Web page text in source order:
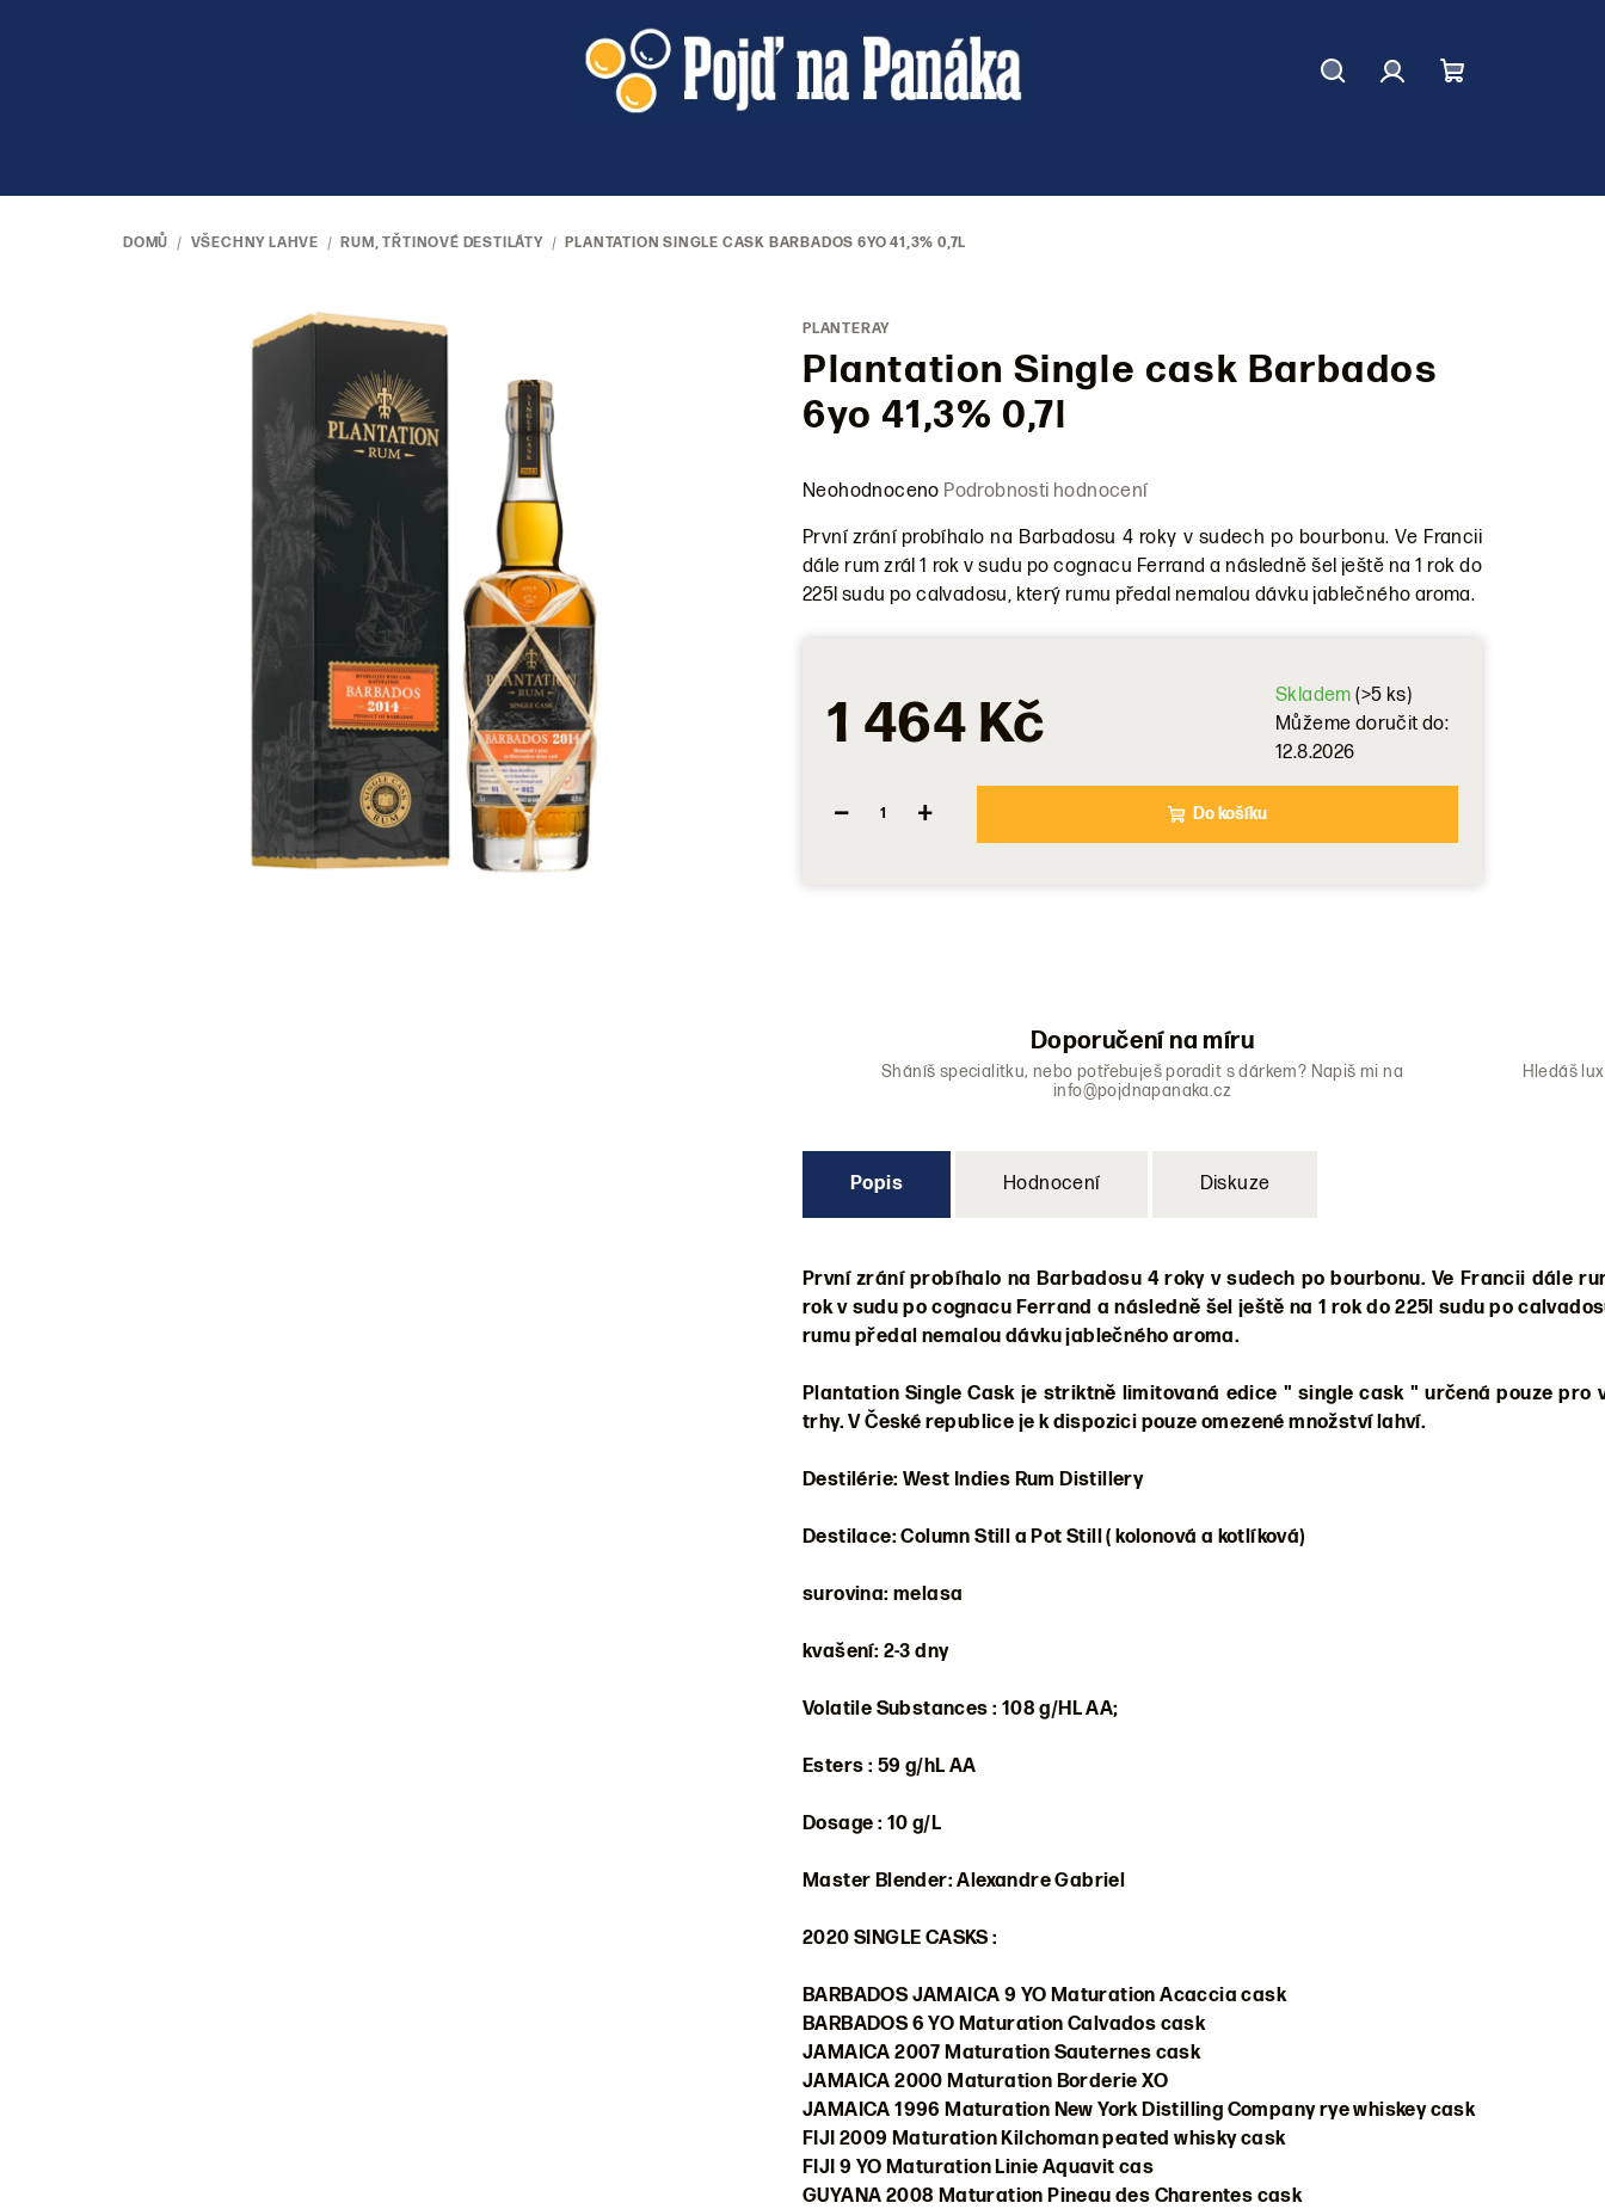
DOMŮ / VŠECHNY LAHVE / RUM, TŘTINOVÉ DESTILÁTY / PLANTATION SINGLE CASK BARBADOS 6YO 41,3% 0,7L
PLANTERAY
Plantation Single cask Barbados
6yo 41,3% 0,7l
Průměrné
produktu
je
0,0
Neohodnoceno Podrobnosti hodnocení
První zrání probíhalo na Barbadosu 4 roky v sudech po bourbonu. Ve Francii
dále rum zrál 1 rok v sudu po cognacu Ferrand a následně šel ještě na 1 rok do
225l sudu po calvadosu, který rumu předal nemalou dávku jablečného aroma.
Skladem(>5 ks)
Můžeme doručit do:
12.8.2026
1 464 Kč
+
− Do košíku
Doporučení na míru
Sháníš specialitku, nebo potřebuješ poradit s dárkem? Napiš mi na
info@pojdnapanaka.cz
Hledáš
Popis Hodnocení Diskuze
První zrání probíhalo na Barbadosu 4 roky v sudech po bourbonu. Ve Francii dále
rok v sudu po cognacu Ferrand a následně šel ještě na 1 rok do 225l sudu po
rumu předal nemalou dávku jablečného aroma.
Plantation Single Cask je striktně limitovaná edice " single cask " určená pouze pro
trhy. V České republice je k dispozici pouze omezené množství lahví.
Destilérie: West Indies Rum Distillery
Destilace: Column Still a Pot Still ( kolonová a kotlíková)
surovina: melasa
kvašení: 2-3 dny
Volatile Substances : 108 g/HL AA;
Esters : 59 g/hL AA
Dosage : 10 g/L
Master Blender: Alexandre Gabriel
2020 SINGLE CASKS :
BARBADOS JAMAICA 9 YO Maturation Acaccia cask
BARBADOS 6 YO Maturation Calvados cask
JAMAICA 2007 Maturation Sauternes cask
JAMAICA 2000 Maturation Borderie XO
JAMAICA 1996 Maturation New York Distilling Company rye whiskey cask
FIJI 2009 Maturation Kilchoman peated whisky cask
FIJI 9 YO Maturation Linie Aquavit cas
GUYANA 2008 Maturation Pineau des Charentes cask